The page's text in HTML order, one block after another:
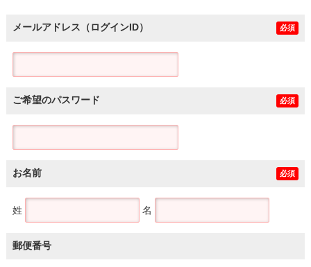
メールアドレス（ログインID） 必須
ご希望のパスワード 必須
お名前 必須
姓 名
郵便番号